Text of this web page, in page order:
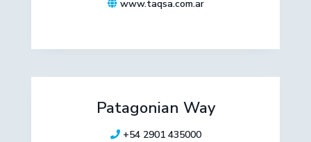
www.taqsa.com.ar
Patagonian Way
+54 2901 435000